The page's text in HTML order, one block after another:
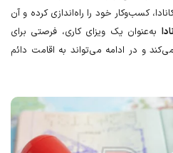
خود را راه‌اندازی کرده و آن
یک ویزای کاری، فرصتی برای
می‌تواند به اقامت دائم